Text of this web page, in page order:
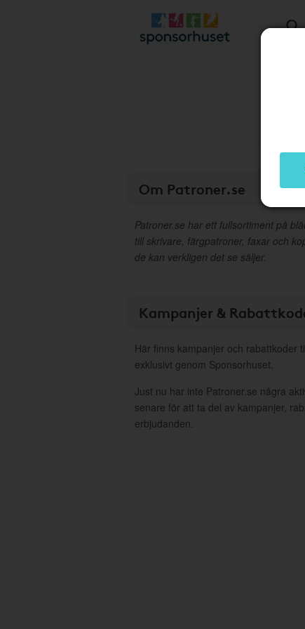
Om Patroner.se
Patroner.se har ett fullsortiment på
till skrivare, färgpatroner, faxar och
de kan verkligen det se säljer.
Kampanjer &
Här finns kampanjer och rabattkoder
exklusivt genom Sponsorhuset.
Just nu har inte Patroner.se några
senare för att ta del av kampanjer,
erbjudanden.